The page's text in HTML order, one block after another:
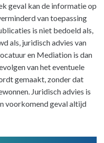
geval kan de informatie op
van toepassing
is niet bedoeld als,
als, juridisch advies van
en Mediation is dan
van het eventuele
gemaakt, zonder dat
Juridisch advies is
voorkomend geval altijd